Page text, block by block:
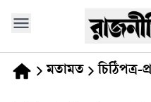
মতামত চিঠিপত্র-